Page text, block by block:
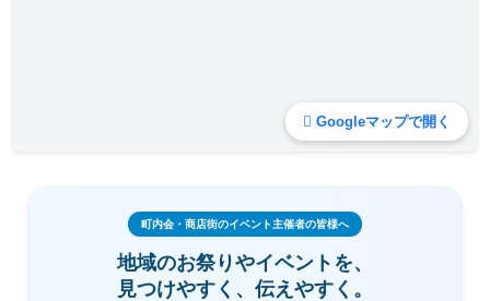
Googleマップで開く
町内会・商店街のイベント主催者の皆様へ
地域のお祭りやイベントを、
見つけやすく、伝えやすく。